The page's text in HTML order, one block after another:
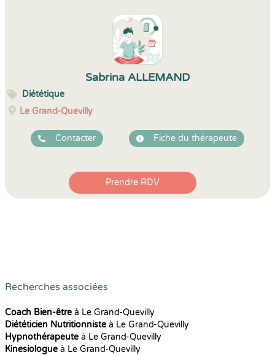
Sabrina ALLEMAND
Diététique
Le Grand-Quevilly
Contacter Fiche du thérapeute
Prendre RDV
Recherches associées
Coach Bien-être à Le Grand-Quevilly
Diététicien Nutritionniste à Le Grand-Quevilly
Hypnothérapeute à Le Grand-Quevilly
Kinesiologue à Le Grand-Quevilly